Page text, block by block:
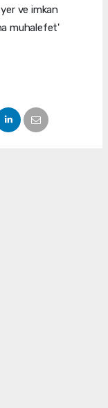
ve imkan
muhalefet'